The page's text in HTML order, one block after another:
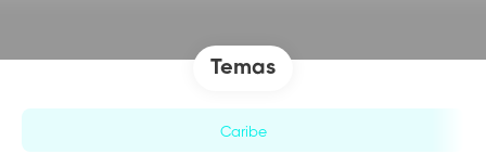
Temas
Caribe